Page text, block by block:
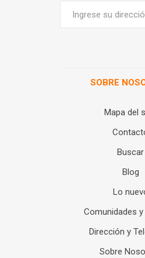
SOBRE
Mapa del
Buscar
Blog
Lo
Comunidades
Dirección y
Sobre